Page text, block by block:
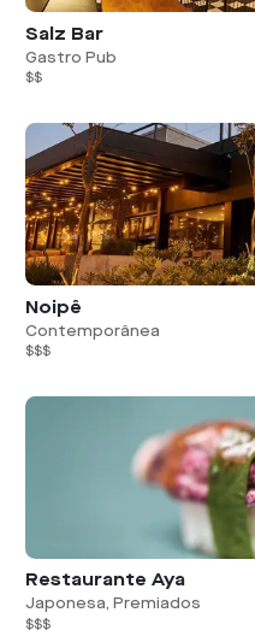
Salz Bar
Gastro Pub
$$
Noipê
Contemporânea
$$$
Restaurante Aya
Japonesa, Premiados
$$$